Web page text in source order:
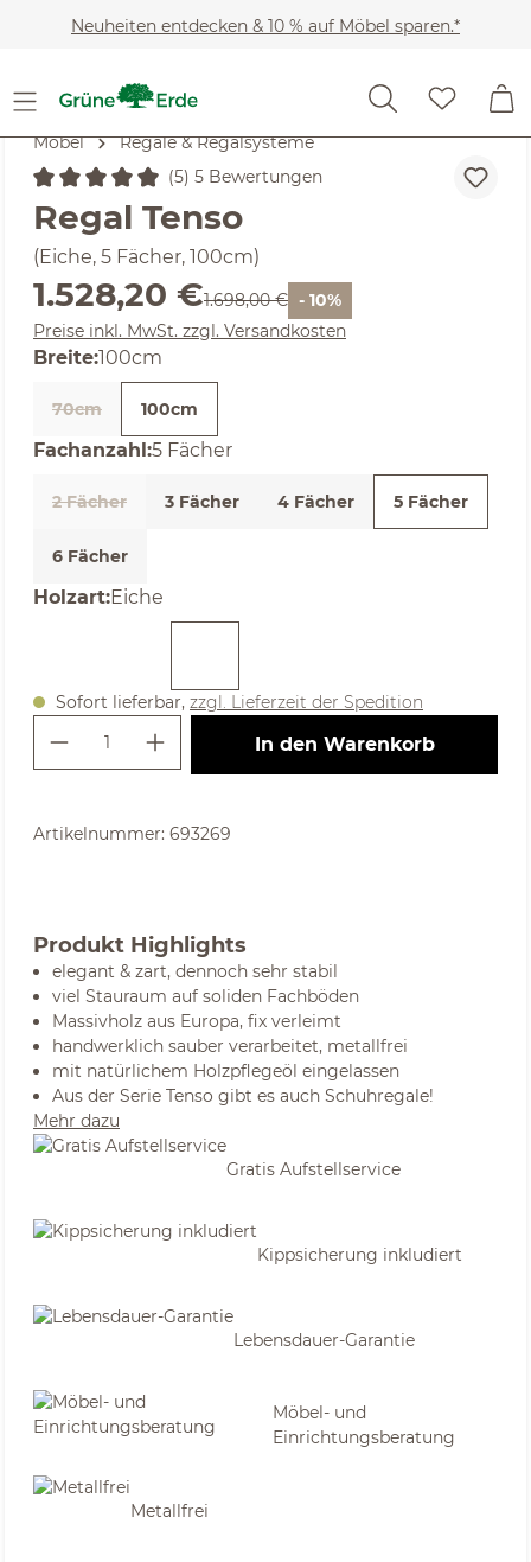
Zum Hauptinhalt springen
Neuheiten entdecken & 10 % auf Möbel sparen.*
Möbel Regale & Regalsysteme
Durchschnittliche Bewertung von 5 von 5 Sternen
(5) 5 Bewertungen
Regal Tenso
(Eiche, 5 Fächer, 100cm)
Verkaufspreis:
1.528,20 €Regulärer Preis:
1.698,00 € - 10%
Preise inkl. MwSt. zzgl. Versandkosten
Breiteauswählen
:100cm
70cm 100cm
Fachanzahlauswählen
:5 Fächer
2 Fächer 3 Fächer 4 Fächer 5 Fächer
6 Fächer
Holzartauswählen
:Eiche
Sofort lieferbar, zzgl. Lieferzeit der Spedition
Produkt Anzahl: Gib den
In den Warenkorb
Artikelnummer: 693269
Produkt Highlights
elegant & zart, dennoch sehr stabil
viel Stauraum auf soliden Fachböden
Massivholz aus Europa, fix verleimt
handwerklich sauber verarbeitet, metallfrei
mit natürlichem Holzpflegeöl eingelassen
Aus der Serie Tenso gibt es auch Schuhregale!
Mehr dazu
Gratis Aufstellservice
Kippsicherung inkludiert
Lebensdauer-Garantie
Möbel- und
Einrichtungsberatung
Metallfrei